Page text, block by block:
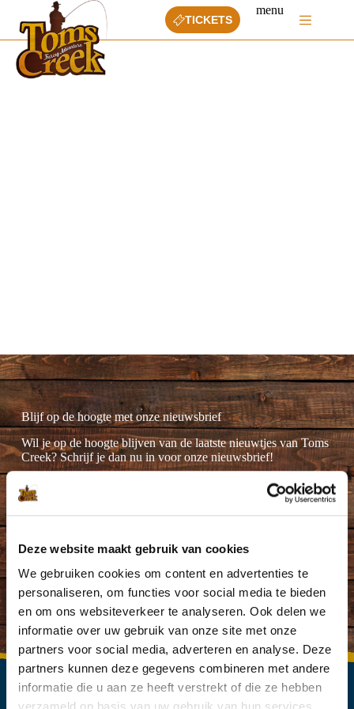
Deze website maakt gebruik van cookies
We gebruiken cookies om content en advertenties te
personaliseren, om functies voor social media te bieden
en om ons websiteverkeer te analyseren. Ook delen we
informatie over uw gebruik van onze site met onze
partners voor social media, adverteren en analyse. Deze
partners kunnen deze gegevens combineren met andere
informatie die u aan ze heeft verstrekt of die ze hebben
naar
inhoud
TICKETS
menu
Blijf op de hoogte met onze nieuwsbrief
Wil je op de hoogte blijven van de laatste nieuwtjes van Toms
Creek? Schrijf je dan nu in voor onze nieuwsbrief!
Ik ga akkoord met deprivacyverklaring.(Vereist)